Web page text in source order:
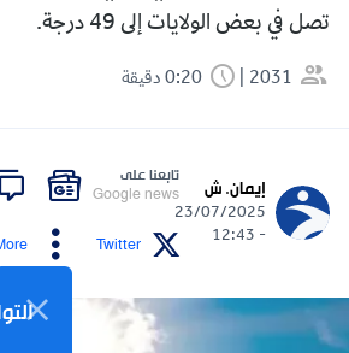
تصل في بعض الولايات إلى 49 درجة.
2031
إيمان. ش
23/07/2025
- 12:43
تابعنا على
Google news
Twitter